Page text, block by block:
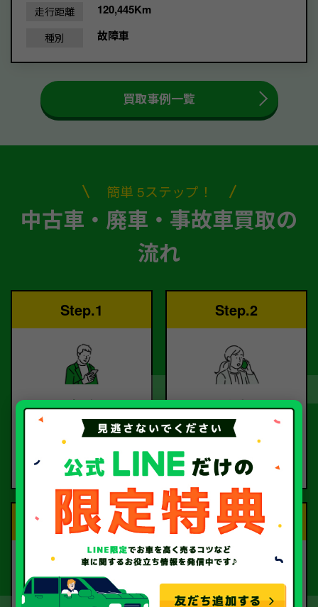
走行距離 120,445Km
種別 故障車
買取事例一覧
簡単 5ステップ！
中古車・廃車・事故車買取の
流れ
Step.1
ご依頼
お電話または査定フォー
ご依頼ください。
Step.2
査定
査定のプロが
お電話で回答いたしま
す。
Step.3 Step.4